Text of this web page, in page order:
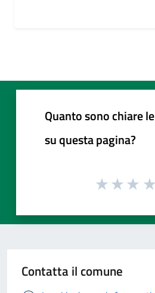
Quanto sono chiare
su questa pagina?
Contatta il comune